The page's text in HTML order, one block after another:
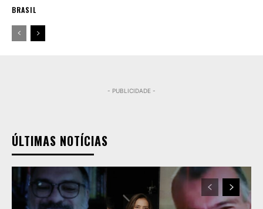
BRASIL
- PUBLICIDADE -
ÚLTIMAS NOTÍCIAS